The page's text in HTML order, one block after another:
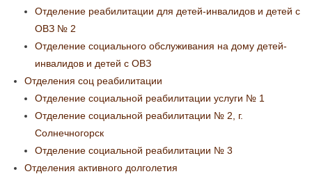
Отделение реабилитации для детей-инвалидов и детей с
ОВЗ № 2
Отделение социального обслуживания на дому детей-
инвалидов и детей с ОВЗ
Отделения соц реабилитации
Отделение социальной реабилитации услуги № 1
Отделение социальной реабилитации № 2, г.
Солнечногорск
Отделение социальной реабилитации № 3
Отделения активного долголетия